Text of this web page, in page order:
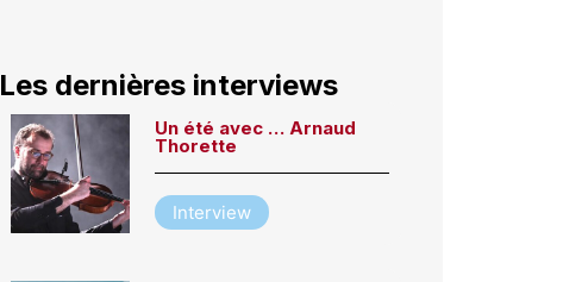
Les dernières interviews
Un été avec … Arnaud
Thorette
Interview